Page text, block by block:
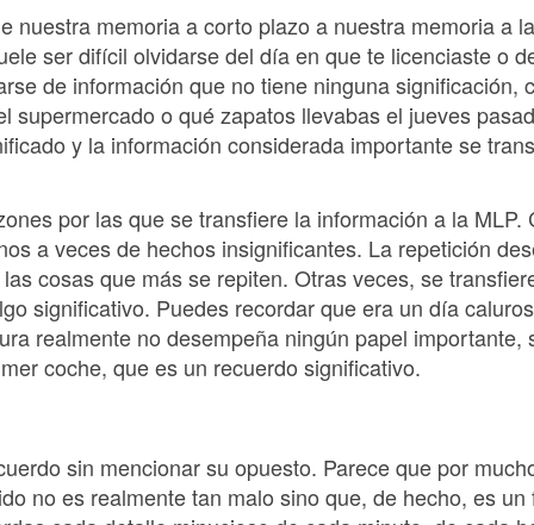
nuestra memoria a corto plazo a nuestra memoria a
ser difícil olvidarse del día en que te licenciaste o
de información que no tiene ninguna significación,
supermercado o qué zapatos llevabas el jueves
y la información considerada importante se
por las que se transfiere la información a la MLP.
a veces de hechos insignificantes. La repetición
cosas que más se repiten. Otras veces, se
significativo. Puedes recordar que era un día
realmente no desempeña ningún papel importante,
coche, que es un recuerdo significativo.
sin mencionar su opuesto. Parece que por
no es realmente tan malo sino que, de hecho, es